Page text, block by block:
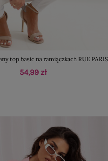
top basic na ramiączkach RUE PARIS
54,99 zł